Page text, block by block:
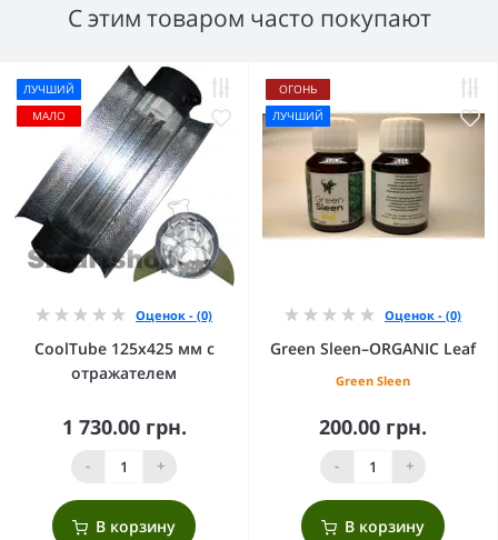
С этим товаром часто покупают
ЛУЧШИЙ
МАЛО
Оценок - (0)
CoolTube 125х425 мм с
отражателем
1 730.00 грн.
- +
В корзину
ОГОНЬ
ЛУЧШИЙ
Оценок - (0)
Green Sleen–ORGANIC Leaf
Green Sleen
200.00 грн.
- +
В корзину